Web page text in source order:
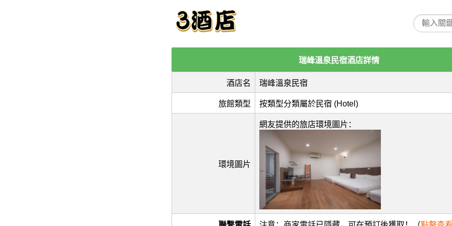
瑞峰溫泉民宿酒店詳情
酒店名 瑞峰溫泉民宿
旅館類型 按類型分類屬於民宿 (Hotel)
環境圖片
網友提供的旅店環境圖片：